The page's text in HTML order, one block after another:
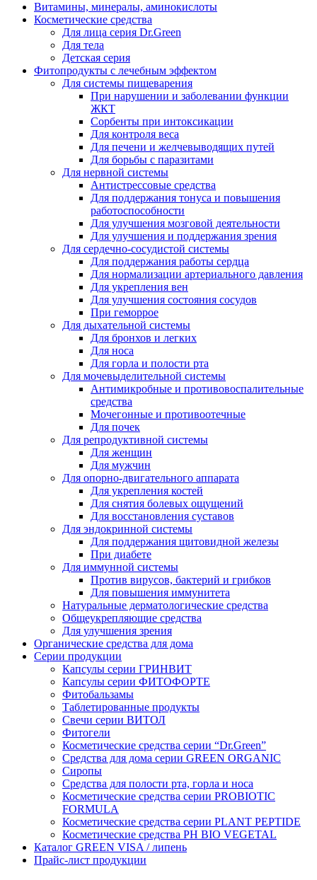
Витамины, минералы, аминокислоты
Косметические средства
Для лица серия Dr.Green
Для тела
Детская серия
Фитопродукты с лечебным эффектом
Для системы пищеварения
При нарушении и заболевании функции
ЖКТ
Сорбенты при интоксикации
Для контроля веса
Для печени и желчевыводящих путей
Для борьбы с паразитами
Для нервной системы
Антистрессовые средства
Для поддержания тонуса и повышения
работоспособности
Для улучшения мозговой деятельности
Для улучшения и поддержания зрения
Для сердечно-сосудистой системы
Для поддержания работы сердца
Для нормализации артериального давления
Для укрепления вен
Для улучшения состояния сосудов
При геморрое
Для дыхательной системы
Для бронхов и легких
Для носа
Для горла и полости рта
Для мочевыделительной системы
Антимикробные и противовоспалительные
средства
Мочегонные и противоотечные
Для почек
Для репродуктивной системы
Для женщин
Для мужчин
Для опорно-двигательного аппарата
Для укрепления костей
Для снятия болевых ощущений
Для восстановления суставов
Для эндокринной системы
Для поддержания щитовидной железы
При диабете
Для иммунной системы
Против вирусов, бактерий и грибков
Для повышения иммунитета
Натуральные дерматологические средства
Общеукрепляющие средства
Для улучшения зрения
Органические средства для дома
Серии продукции
Капсулы серии ГРИНВИТ
Капсулы серии ФИТОФОРТЕ
Фитобальзамы
Таблетированные продукты
Свечи серии ВИТОЛ
Фитогели
Косметические средства серии “Dr.Green”
Средства для дома серии GREEN ORGANIC
Сиропы
Средства для полости рта, горла и носа
Косметические средства серии PROBIOTIC
FORMULA
Косметические средства серии PLANT PEPTIDE
Косметические средства PH BIO VEGETAL
Каталог GREEN VISA / липень
Прайс-лист продукции